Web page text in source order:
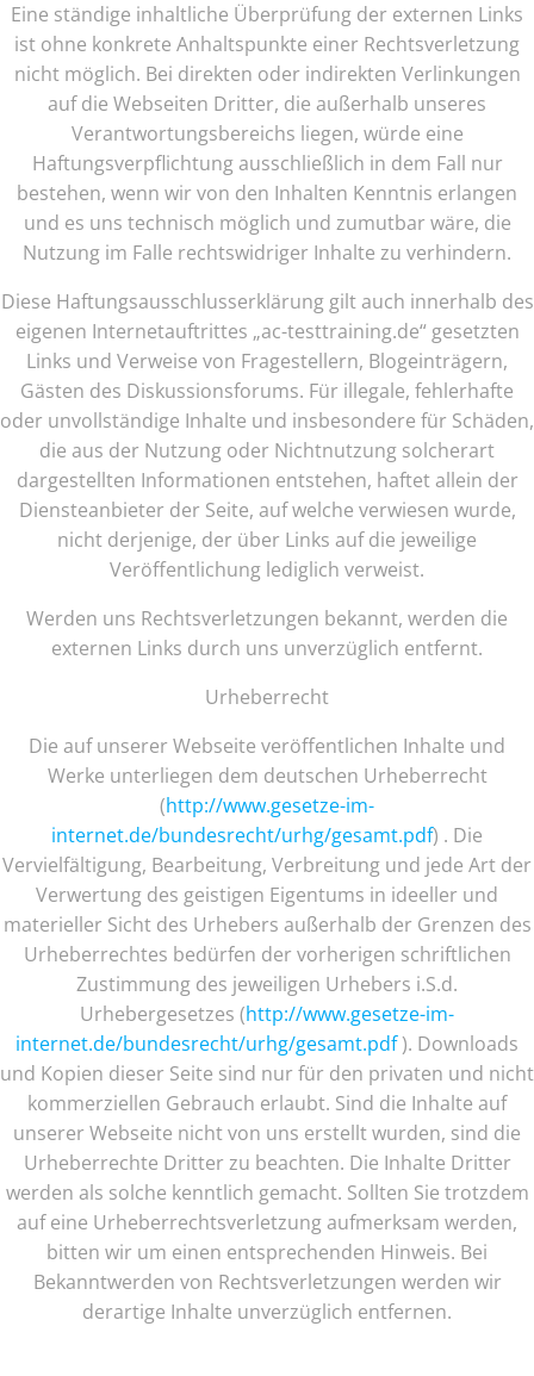
Eine ständige inhaltliche Überprüfung der externen Links
ist ohne konkrete Anhaltspunkte einer Rechtsverletzung
nicht möglich. Bei direkten oder indirekten Verlinkungen
auf die Webseiten Dritter, die außerhalb unseres
Verantwortungsbereichs liegen, würde eine
Haftungsverpflichtung ausschließlich in dem Fall nur
bestehen, wenn wir von den Inhalten Kenntnis erlangen
und es uns technisch möglich und zumutbar wäre, die
Nutzung im Falle rechtswidriger Inhalte zu verhindern.
Diese Haftungsausschlusserklärung gilt auch innerhalb des
eigenen Internetauftrittes „ac-testtraining.de“ gesetzten
Links und Verweise von Fragestellern, Blogeinträgern,
Gästen des Diskussionsforums. Für illegale, fehlerhafte
oder unvollständige Inhalte und insbesondere für Schäden,
die aus der Nutzung oder Nichtnutzung solcherart
dargestellten Informationen entstehen, haftet allein der
Diensteanbieter der Seite, auf welche verwiesen wurde,
nicht derjenige, der über Links auf die jeweilige
Veröffentlichung lediglich verweist.
Werden uns Rechtsverletzungen bekannt, werden die
externen Links durch uns unverzüglich entfernt.
Urheberrecht
Die auf unserer Webseite veröffentlichen Inhalte und
Werke unterliegen dem deutschen Urheberrecht
(http://www.gesetze-im-
internet.de/bundesrecht/urhg/gesamt.pdf) . Die
Vervielfältigung, Bearbeitung, Verbreitung und jede Art der
Verwertung des geistigen Eigentums in ideeller und
materieller Sicht des Urhebers außerhalb der Grenzen des
Urheberrechtes bedürfen der vorherigen schriftlichen
Zustimmung des jeweiligen Urhebers i.S.d.
Urhebergesetzes (http://www.gesetze-im-
internet.de/bundesrecht/urhg/gesamt.pdf). Downloads
und Kopien dieser Seite sind nur für den privaten und nicht
kommerziellen Gebrauch erlaubt. Sind die Inhalte auf
unserer Webseite nicht von uns erstellt wurden, sind die
Urheberrechte Dritter zu beachten. Die Inhalte Dritter
werden als solche kenntlich gemacht. Sollten Sie trotzdem
auf eine Urheberrechtsverletzung aufmerksam werden,
bitten wir um einen entsprechenden Hinweis. Bei
Bekanntwerden von Rechtsverletzungen werden wir
derartige Inhalte unverzüglich entfernen.